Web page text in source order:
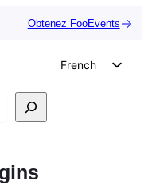
Obtenez FooEvents
French